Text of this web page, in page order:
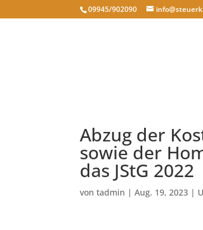
09945/902090
Abzug der
sowie der
das JStG 2022
vontadmin |Aug. 19, 2023 |